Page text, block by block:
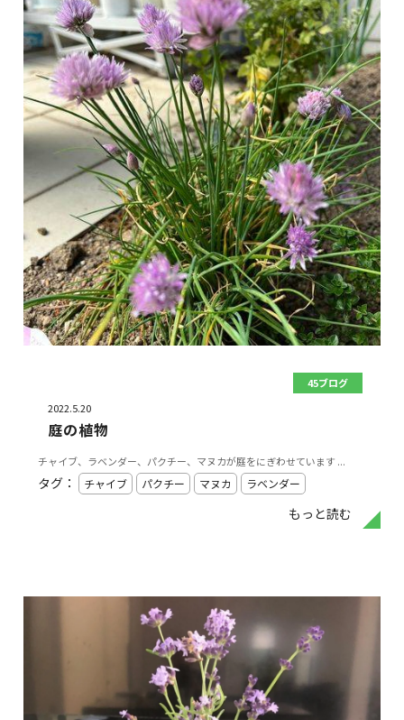
45ブログ
2022.5.20
庭の植物
チャイブ、ラベンダー、パクチー、マヌカが庭をにぎわせています ...
もっと読む
タグ： チャイブ パクチー マヌカ ラベンダー